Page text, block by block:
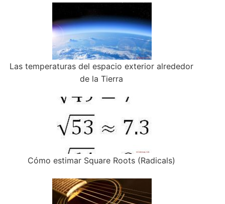
Las temperaturas del espacio exterior alrededor
de la Tierra
Cómo estimar Square Roots (Radicals)